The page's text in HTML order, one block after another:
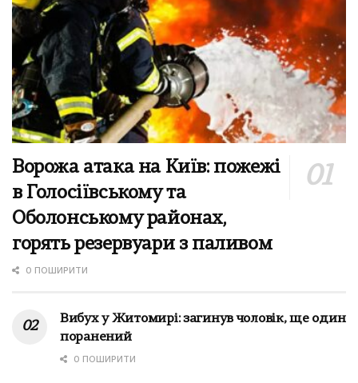
Ворожа атака на Київ: пожежі
в Голосіївському та
Оболонському районах,
горять резервуари з паливом
0 ПОШИРИТИ
Вибух у Житомирі: загинув чоловік, ще один
поранений
0 ПОШИРИТИ